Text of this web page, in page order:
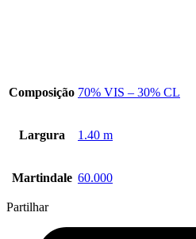
Composição 70% VIS – 30% CL
Largura 1.40 m
Martindale 60.000
Partilhar